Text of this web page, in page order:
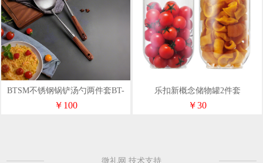
BTSM不锈钢锅铲汤勺两件套BT-
CT02
￥100
乐扣新概念储物罐2件套
INL203S001N
￥30
微礼网 技术支持